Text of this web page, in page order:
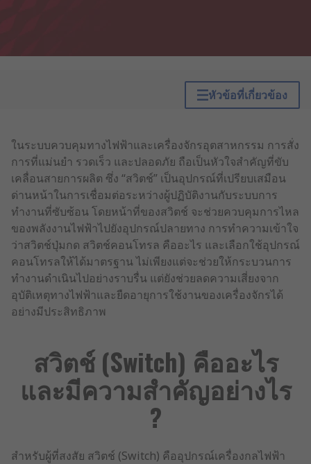
หัวข้อที่เกี่ยวข้อง
ในระบบควบคุมทางไฟฟ้าและเครื่องจักรอุตสาหกรรม การสั่ง
การที่แม่นยำ รวดเร็ว และปลอดภัย ถือเป็นหัวใจสำคัญที่ขับ
เคลื่อนสายการผลิต ซึ่ง “สวิตช์” เป็นอุปกรณ์ที่เปรียบเสมือน
ด่านหน้าในการเชื่อมต่อระหว่างผู้ปฏิบัติงานกับระบบการ
ทำงานที่ซับซ้อน โดยหน้าที่ของสวิตช์ จะช่วยควบคุมการไหล
ของพลังงานไฟฟ้าไปยังอุปกรณ์ปลายทาง การทำความเข้าใจ
ว่าสวิตช์ปุ่มกด สวิตช์คอนโทรล คืออะไร และเลือกใช้อุปกรณ์
คอนโทรลให้ได้มาตรฐาน ไม่เพียงแต่จะช่วยให้กระบวนการ
ทำงานดำเนินไปอย่างราบรื่น แต่ยังช่วยลดความเสี่ยงจาก
อุบัติเหตุทางไฟฟ้าและยืดอายุการใช้งานของเครื่องจักรได้
อย่างมีประสิทธิภาพ
สวิตช์ (Switch) คืออะไร
และมีความสำคัญอย่างไร
?
สำหรับผู้ที่สงสัย สวิตช์ (Switch) คืออุปกรณ์เครื่องกลไฟฟ้า